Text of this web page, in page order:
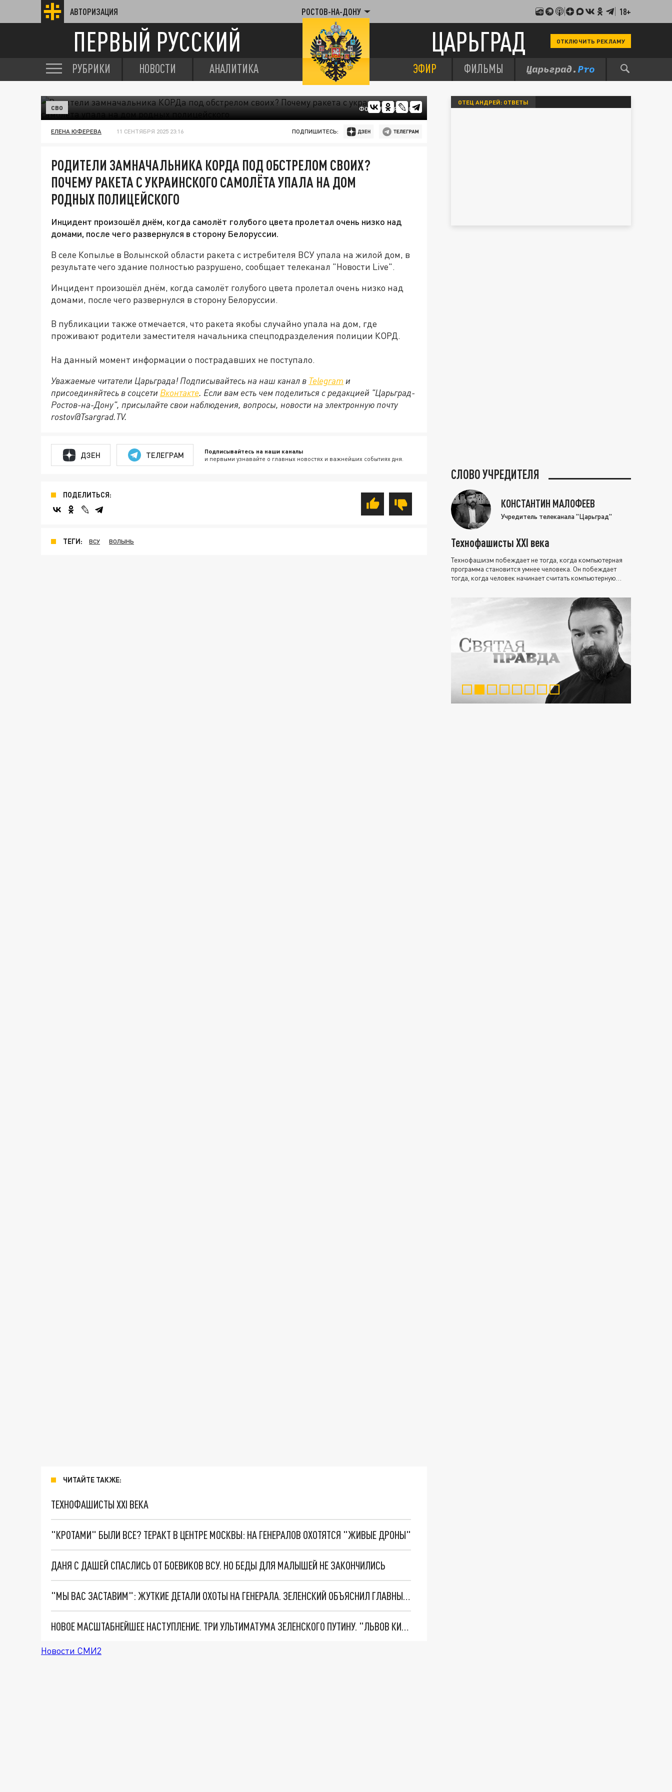
АВТОРИЗАЦИЯ РОСТОВ-НА-ДОНУ 18+
ПЕРВЫЙ РУССКИЙ ЦАРЬГРАД ОТКЛЮЧИТЬ РЕКЛАМУ
РУБРИКИ НОВОСТИ АНАЛИТИКА ЭФИР ФИЛЬМЫ
ФОТО: FREEPIK.COM
СВО
ЕЛЕНА ЮФЕРЕВА 11 СЕНТЯБРЯ 2025 23:16 ПОДПИШИТЕСЬ:
РОДИТЕЛИ ЗАМНАЧАЛЬНИКА КОРДА ПОД ОБСТРЕЛОМ СВОИХ?
ПОЧЕМУ РАКЕТА С УКРАИНСКОГО САМОЛЁТА УПАЛА НА ДОМ
РОДНЫХ ПОЛИЦЕЙСКОГО
Инцидент произошёл днём, когда самолёт голубого цвета пролетал очень низко над
домами, после чего развернулся в сторону Белоруссии.
В селе Копылье в Волынской области ракета с истребителя ВСУ упала на жилой дом, в
результате чего здание полностью разрушено, сообщает телеканал "Новости Live".
Инцидент произошёл днём, когда самолёт голубого цвета пролетал очень низко над
домами, после чего развернулся в сторону Белоруссии.
В публикации также отмечается, что ракета якобы случайно упала на дом, где
проживают родители заместителя начальника спецподразделения полиции КОРД.
На данный момент информации о пострадавших не поступало.
Уважаемые читатели Царьграда! Подписывайтесь на наш канал в Telegram и
присоединяйтесь в соцсети Вконтакте. Если вам есть чем поделиться с редакцией "Царьград-
Ростов-на-Дону", присылайте свои наблюдения, вопросы, новости на электронную почту
rostov@Tsargrad.ТV.
ДЗЕН ТЕЛЕГРАМ Подписывайтесь на наши каналы
и первыми узнавайте о главных новостях и важнейших событиях дня.
ПОДЕЛИТЬСЯ:
ТЕГИ: ВСУ ВОЛЫНЬ
ЧИТАЙТЕ ТАКЖЕ:
ТЕХНОФАШИСТЫ XXI ВЕКА
"КРОТАМИ" БЫЛИ ВСЕ? ТЕРАКТ В ЦЕНТРЕ МОСКВЫ: НА ГЕНЕРАЛОВ ОХОТЯТСЯ "ЖИВЫЕ ДРОНЫ"
ДАНЯ С ДАШЕЙ СПАСЛИСЬ ОТ БОЕВИКОВ ВСУ. НО БЕДЫ ДЛЯ МАЛЫШЕЙ НЕ ЗАКОНЧИЛИСЬ
"МЫ ВАС ЗАСТАВИМ": ЖУТКИЕ ДЕТАЛИ ОХОТЫ НА ГЕНЕРАЛА. ЗЕЛЕНСКИЙ ОБЪЯСНИЛ ГЛАВНЫЙ СМЫСЛ ТЕРАКТА В ЦЕНТРЕ МОСКВЫ
НОВОЕ МАСШТАБНЕЙШЕЕ НАСТУПЛЕНИЕ. ТРИ УЛЬТИМАТУМА ЗЕЛЕНСКОГО ПУТИНУ. "ЛЬВОВ КИМА" ПОСТАВЯТ НА ПВО? ГЛОБАЛЬНЫЙ ПРОРЫВ ПОД ЗАПОРОЖЬЕМ
Новости СМИ2
ОТЕЦ АНДРЕЙ: ОТВЕТЫ
СЛОВО УЧРЕДИТЕЛЯ
КОНСТАНТИН МАЛОФЕЕВ
Учредитель телеканала "Царьград"
Технофашисты XXI века
Технофашизм побеждает не тогда, когда компьютерная
программа становится умнее человека. Он побеждает
тогда, когда человек начинает считать компьютерную